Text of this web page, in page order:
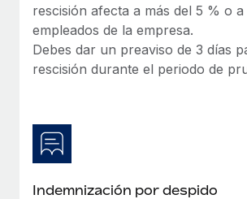
rescisión afecta a más del 5 % o a
empleados de la empresa.
Debes dar un preaviso de 3 días
rescisión durante el periodo de
Indemnización por despido